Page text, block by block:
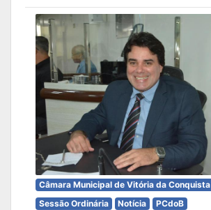
Câmara Municipal de Vitória da Conquista
Sessão Ordinária
Notícia
PCdoB